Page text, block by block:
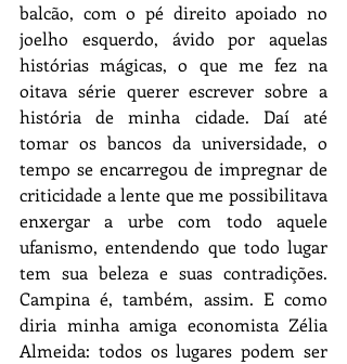
balcão, com o pé direito apoiado no
joelho esquerdo, ávido por aquelas
histórias mágicas, o que me fez na
oitava série querer escrever sobre a
história de minha cidade. Daí até
tomar os bancos da universidade, o
tempo se encarregou de impregnar de
criticidade a lente que me possibilitava
enxergar a urbe com todo aquele
ufanismo, entendendo que todo lugar
tem sua beleza e suas contradições.
Campina é, também, assim. E como
diria minha amiga economista Zélia
Almeida: todos os lugares podem ser